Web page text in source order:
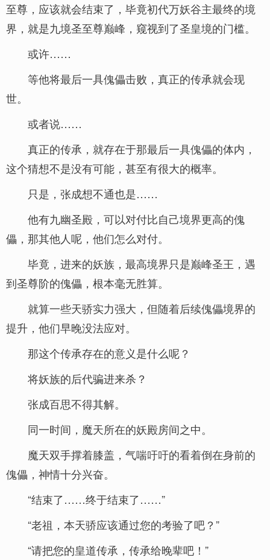
至尊，应该就会结束了，毕竟初代万妖谷主最终的境
界，就是九境圣至尊巅峰，窥视到了圣皇境的门槛。
或许……
等他将最后一具傀儡击败，真正的传承就会现
世。
或者说……
真正的传承，就存在于那最后一具傀儡的体内，
这个猜想不是没有可能，甚至有很大的概率。
只是，张成想不通也是……
他有九幽圣殿，可以对付比自己境界更高的傀
儡，那其他人呢，他们怎么对付。
毕竟，进来的妖族，最高境界只是巅峰圣王，遇
到圣尊阶的傀儡，根本毫无胜算。
就算一些天骄实力强大，但随着后续傀儡境界的
提升，他们早晚没法应对。
那这个传承存在的意义是什么呢？
将妖族的后代骗进来杀？
张成百思不得其解。
同一时间，魔天所在的妖殿房间之中。
魔天双手撑着膝盖，气喘吁吁的看着倒在身前的
傀儡，神情十分兴奋。
“结束了……终于结束了……”
“老祖，本天骄应该通过您的考验了吧？”
“请把您的皇道传承，传承给晚辈吧！”